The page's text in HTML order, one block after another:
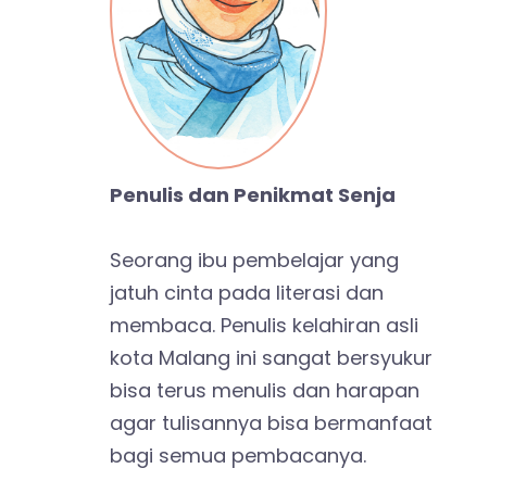
Penulis dan Penikmat Senja
Seorang ibu pembelajar yang
jatuh cinta pada literasi dan
membaca. Penulis kelahiran asli
kota Malang ini sangat bersyukur
bisa terus menulis dan harapan
agar tulisannya bisa bermanfaat
bagi semua pembacanya.